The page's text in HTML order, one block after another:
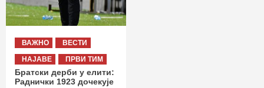
ВАЖНО
ВЕСТИ
НАЈАВЕ
ПРВИ ТИМ
Братски дерби у елити:
Раднички 1923 дочекује